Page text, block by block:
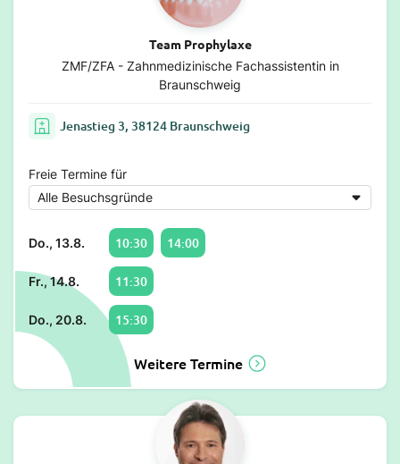
Team Prophylaxe
ZMF/ZFA - Zahnmedizinische Fachassistentin in
Braunschweig
Jenastieg 3, 38124 Braunschweig
Freie Termine für
Do., 13.8. 10:30 14:00
Fr., 14.8. 11:30
Do., 20.8. 15:30
Weitere Termine